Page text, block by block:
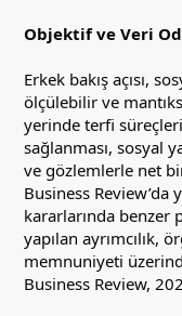
Objektif ve Veri
Erkek bakış açısı,
ölçülebilir ve
yerinde terfi
sağlanması, sosyal
ve gözlemlerle net
Business Review’da
kararlarında benzer
yapılan ayrımcılık,
memnuniyeti
Business Review,